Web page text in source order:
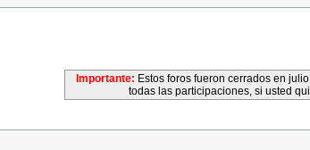
Importante: Estos foros fueron cerrados en
todas las participaciones, si usted